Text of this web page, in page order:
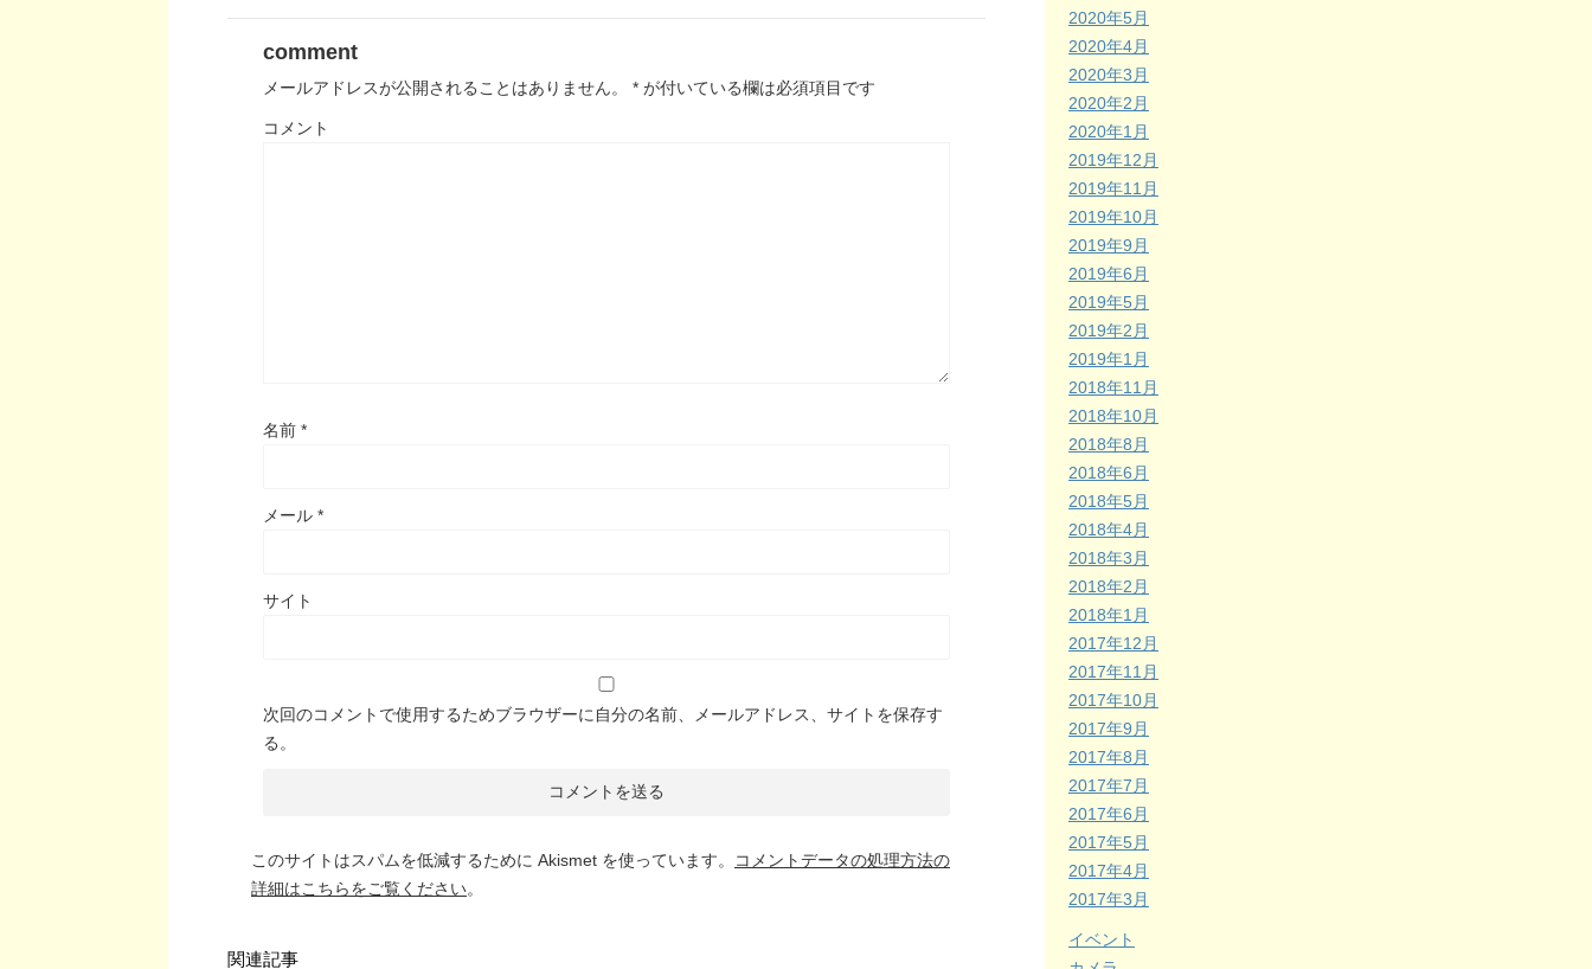
comment
メールアドレスが公開されることはありません。 * が付いている欄は必須項目です
コメント
名前 *
メール *
サイト
次回のコメントで使用するためブラウザーに自分の名前、メールアドレス、サイトを保存す
る。
このサイトはスパムを低減するために Akismet を使っています。
コメントデータの処理方法の
詳細はこちらをご覧ください。
関連記事
2020年5月
2020年4月
2020年3月
2020年2月
2020年1月
2019年12月
2019年11月
2019年10月
2019年9月
2019年6月
2019年5月
2019年2月
2019年1月
2018年11月
2018年10月
2018年8月
2018年6月
2018年5月
2018年4月
2018年3月
2018年2月
2018年1月
2017年12月
2017年11月
2017年10月
2017年9月
2017年8月
2017年7月
2017年6月
2017年5月
2017年4月
2017年3月
イベント